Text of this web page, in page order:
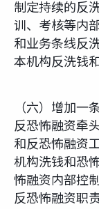
制定持续的反
训、考核等内
和业务条线反
本机构反洗钱
（六）增加一
反恐怖融资牵
和反恐怖融资
机构洗钱和恐
怖融资内部控
反恐怖融资职